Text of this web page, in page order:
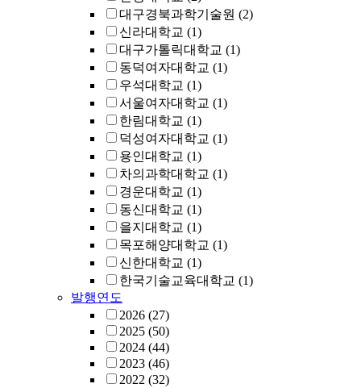
대구경북과학기술원 (2)
신라대학교 (1)
대구가톨릭대학교 (1)
동덕여자대학교 (1)
우석대학교 (1)
서울여자대학교 (1)
한림대학교 (1)
덕성여자대학교 (1)
용인대학교 (1)
차의과학대학교 (1)
경운대학교 (1)
동신대학교 (1)
을지대학교 (1)
목포해양대학교 (1)
신한대학교 (1)
한국기술교육대학교 (1)
발행연도
2026 (27)
2025 (50)
2024 (44)
2023 (46)
2022 (32)